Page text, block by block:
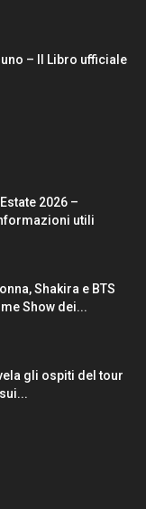
– Il Libro ufficiale
2026 –
utili
Shakira e BTS
Show dei...
gli ospiti del tour